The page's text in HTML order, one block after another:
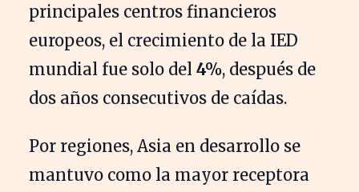
principales centros financieros
europeos, el crecimiento de la IED
mundial fue solo del 4%, después de
dos años consecutivos de caídas.
Por regiones, Asia en desarrollo se
mantuvo como la mayor receptora